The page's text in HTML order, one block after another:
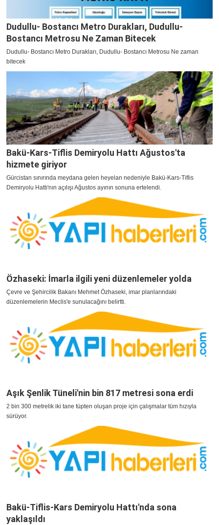
Dudullu- Bostancı Metro Durakları, Dudullu-
Bostancı Metrosu Ne Zaman Bitecek
Dudullu- Bostancı Metro Durakları, Dudullu- Bostancı Metrosu Ne zaman
bitecek
Bakü-Kars-Tiflis Demiryolu Hattı Ağustos'ta
hizmete giriyor
Gürcistan sınırında meydana gelen heyelan nedeniyle Bakü-Kars-Tiflis
Demiryolu Hattı'nın açılışı Ağustos ayının sonuna ertelendi.
Özhaseki: İmarla ilgili yeni düzenlemeler yolda
Çevre ve Şehircilik Bakanı Mehmet Özhaseki, imar planlarındaki
düzenlemelerin Meclis'e sunulacağını belirtti.
Aşık Şenlik Tüneli'nin bin 817 metresi sona erdi
2 bin 300 metrelik iki tane tüpten oluşan proje için çalışmalar tüm hızıyla
sürüyor.
Bakü-Tiflis-Kars Demiryolu Hattı'nda sona
yaklaşıldı